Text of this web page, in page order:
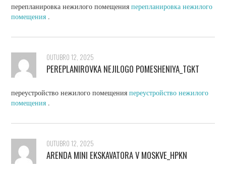
перепланировка нежилого помещенияперепланировка нежилого
помещения .
OUTUBRO 12, 2025
PEREPLANIROVKA NEJILOGO POMESHENIYA_TGKT
переустройство нежилого помещенияпереустройство нежилого
помещения .
OUTUBRO 12, 2025
ARENDA MINI EKSKAVATORA V MOSKVE_HPKN